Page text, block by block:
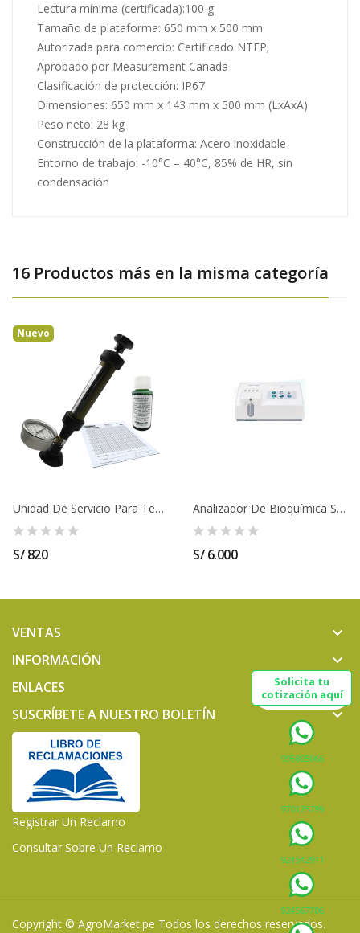
Lectura mínima (certificada):100 g
Tamaño de plataforma: 650 mm x 500 mm
Autorizada para comercio: Certificado NTEP;
Aprobado por Measurement Canada
Clasificación de protección: IP67
Dimensiones: 650 mm x 143 mm x 500 mm (LxAxA)
Peso neto: 28 kg
Construcción de la plataforma: Acero inoxidable
Entorno de trabajo: -10°C – 40°C, 85% de HR, sin
condensación
16 Productos más en la misma categoría
Nuevo
Unidad De Servicio Para Tensiometros Con...
S/ 820
Analizador De Bioquímica Semiautomatizado URIT-880
S/ 6.000
VENTAS keyboard_arrow_down
INFORMACIÓN keyboard_arrow_down
ENLACES keyboard_arrow_down
SUSCRÍBETE A NUESTRO BOLETÍN keyboard_arrow_down
Registrar Un Reclamo
Consultar Sobre Un Reclamo
Copyright © AgroMarket.pe Todos los derechos reservados.
Solicita tu
cotización aquí
995805066
970125799
924542911
924567706